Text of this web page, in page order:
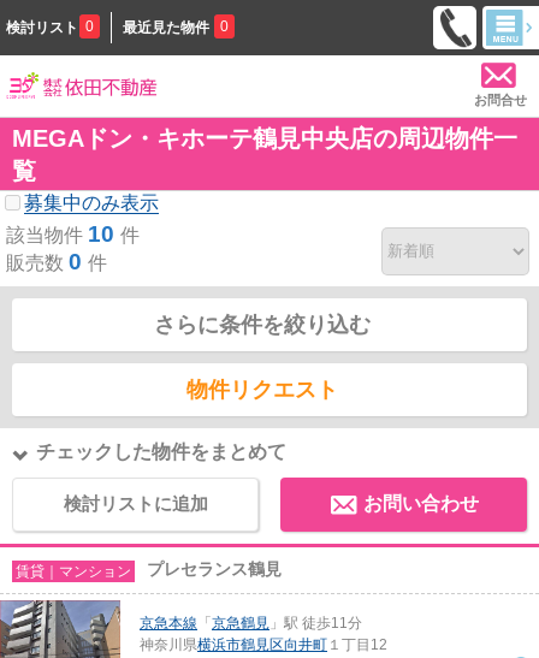
検討リスト 0 最近見た物件 0
お問合せ
MEGAドン・キホーテ鶴見中央店の周辺物件一
覧
募集中のみ表示
該当物件 10 件
販売数 0 件
さらに条件を絞り込む
物件リクエスト
チェックした物件をまとめて
検討リストに追加 お問い合わせ
賃貸｜マンション プレセランス鶴見
京急本線 「 京急鶴見 」駅 徒歩11分
神奈川県横浜市鶴見区向井町 １丁目12